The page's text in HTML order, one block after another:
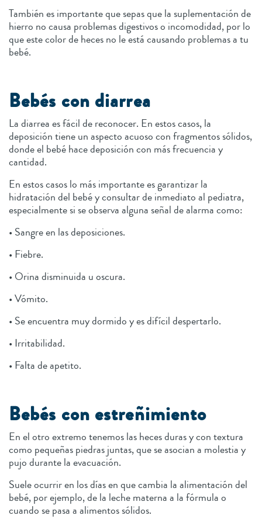
También es importante que sepas que la suplementación de
hierro no causa problemas digestivos o incomodidad, por lo
que este color de heces no le está causando problemas a tu
bebé.
Bebés con diarrea
La diarrea es fácil de reconocer. En estos casos, la
deposición tiene un aspecto acuoso con fragmentos sólidos,
donde el bebé hace deposición con más frecuencia y
cantidad.
En estos casos lo más importante es garantizar la
hidratación del bebé y consultar de inmediato al pediatra,
especialmente si se observa alguna señal de alarma como:
• Sangre en las deposiciones.
• Fiebre.
• Orina disminuida u oscura.
• Vómito.
• Se encuentra muy dormido y es difícil despertarlo.
• Irritabilidad.
• Falta de apetito.
Bebés con estreñimiento
En el otro extremo tenemos las heces duras y con textura
como pequeñas piedras juntas, que se asocian a molestia y
pujo durante la evacuación.
Suele ocurrir en los días en que cambia la alimentación del
bebé, por ejemplo, de la leche materna a la fórmula o
cuando se pasa a alimentos sólidos.